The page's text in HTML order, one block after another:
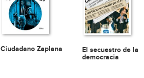
Ciudadano Zaplana
El secuestro de la
democracia